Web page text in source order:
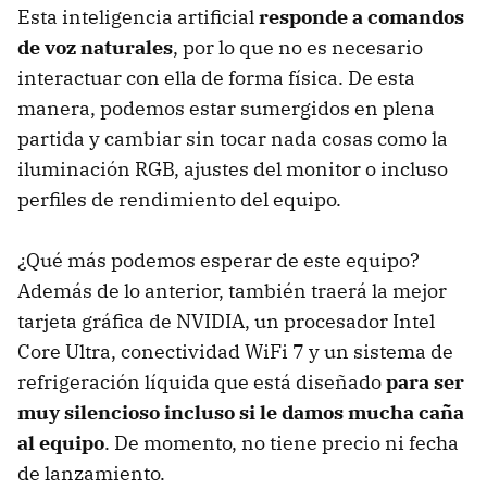
Esta inteligencia artificialresponde a comandos
de voz naturales, por lo que no es necesario
interactuar con ella de forma física. De esta
manera, podemos estar sumergidos en plena
partida y cambiar sin tocar nada cosas como la
iluminación RGB, ajustes del monitor o incluso
perfiles de rendimiento del equipo.
¿Qué más podemos esperar de este equipo?
Además de lo anterior, también traerá la mejor
tarjeta gráfica de NVIDIA, un procesador Intel
Core Ultra, conectividad WiFi 7 y un sistema de
refrigeración líquida que está diseñadopara ser
muy silencioso incluso si le damos mucha caña
al equipo. De momento, no tiene precio ni fecha
de lanzamiento.